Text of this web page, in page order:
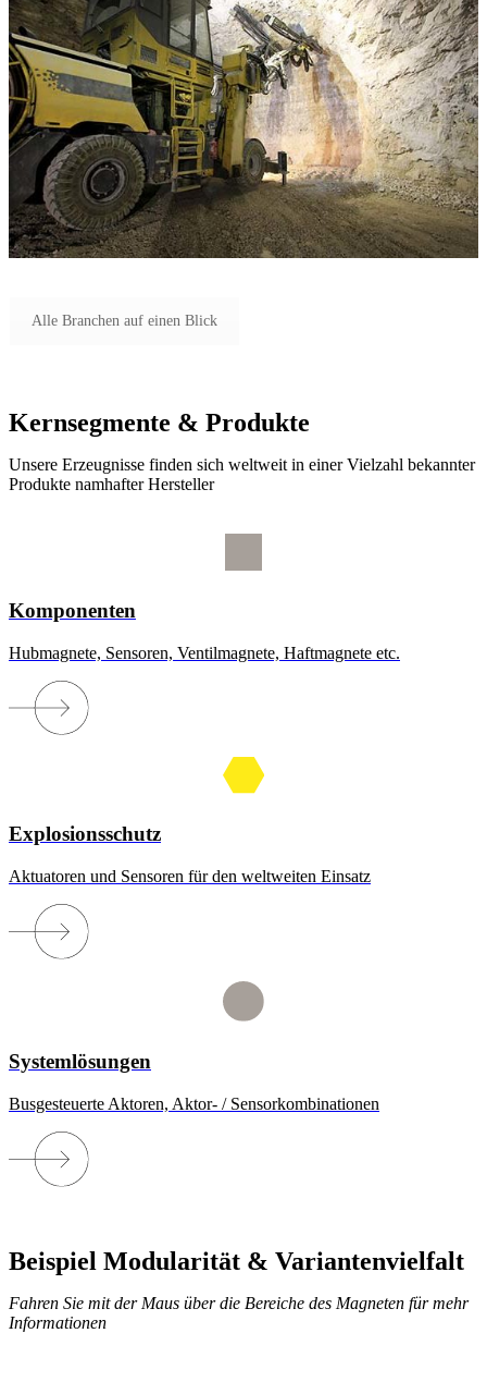
Alle Branchen auf einen Blick
Kernsegmente & Produkte
Unsere Erzeugnisse finden sich weltweit in einer Vielzahl bekannter
Produkte namhafter Hersteller
Komponenten
Hubmagnete, Sensoren, Ventilmagnete, Haftmagnete etc.
Explosionsschutz
Aktuatoren und Sensoren für den weltweiten Einsatz
Systemlösungen
Busgesteuerte Aktoren, Aktor- / Sensorkombinationen
Beispiel Modularität & Variantenvielfalt
Fahren Sie mit der Maus über die Bereiche des Magneten für mehr
Informationen